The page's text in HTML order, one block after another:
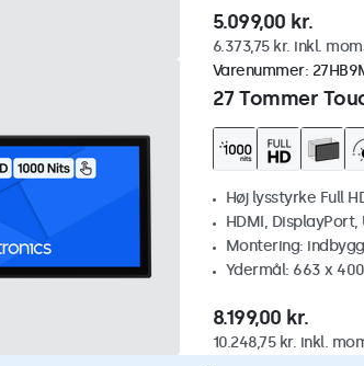
5.099,00 kr.
6.373,75 kr. inkl.
27 Tommer
Varenummer:
Høj lysstyrke Full
HDMI, DisplayPort,
Montering:
Ydermål: 663 x
8.199,00 kr.
10.248,75 kr. inkl.